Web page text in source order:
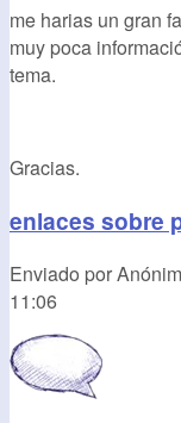
me harias un gran
muy poca
tema.
Gracias.
enlaces sobre
Enviado por
11:06